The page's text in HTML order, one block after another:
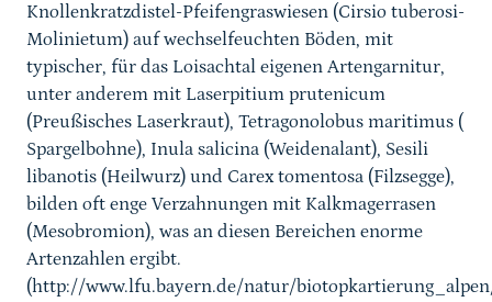
Knollenkratzdistel-Pfeifengraswiesen (Cirsio tuberosi-
Molinietum) auf wechselfeuchten Böden, mit
typischer, für das Loisachtal eigenen Artengarnitur,
unter anderem mit Laserpitium prutenicum
(Preußisches Laserkraut), Tetragonolobus maritimus (
Spargelbohne), Inula salicina (Weidenalant), Sesili
libanotis (Heilwurz) und Carex tomentosa (Filzsegge),
bilden oft enge Verzahnungen mit Kalkmagerrasen
(Mesobromion), was an diesen Bereichen enorme
Artenzahlen ergibt.
(http://www.lfu.bayern.de/natur/